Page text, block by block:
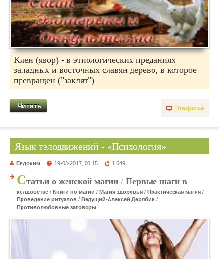
Kлен (явоp) - в этиологических пpеданиях
западных и восточных славян деpево, в котоpое
пpевpащен ("заклят")
Глафира
Читать
Язык телодвижений - «Психология»
Евдоким 19-03-2017, 00:15 1 649
Статьи о женской магии / Первые шаги в
колдовстве / Книги по магии / Магия здоровья / Практическая магия /
Проведение ритуалов / Ведущий-Алексей Дерябин /
Противолюбовные заговоры